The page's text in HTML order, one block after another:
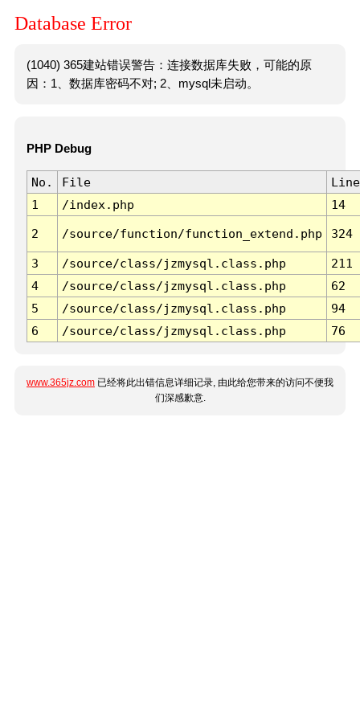
Database Error
(1040) 365建站错误警告：连接数据库失败，可能的原
因：1、数据库密码不对; 2、mysql未启动。
PHP Debug
No. File
Line
1
/index.php 14
2 /source/function/function_extend.php 324
3 /source/class/jzmysql.class.php
211
4
/source/class/jzmysql.class.php
62
5
/source/class/jzmysql.class.php
94
6
/source/class/jzmysql.class.php 76
www.365jz.com 已经将此出错信息详细记录, 由此给您带来的访问不便我
们深感歉意.